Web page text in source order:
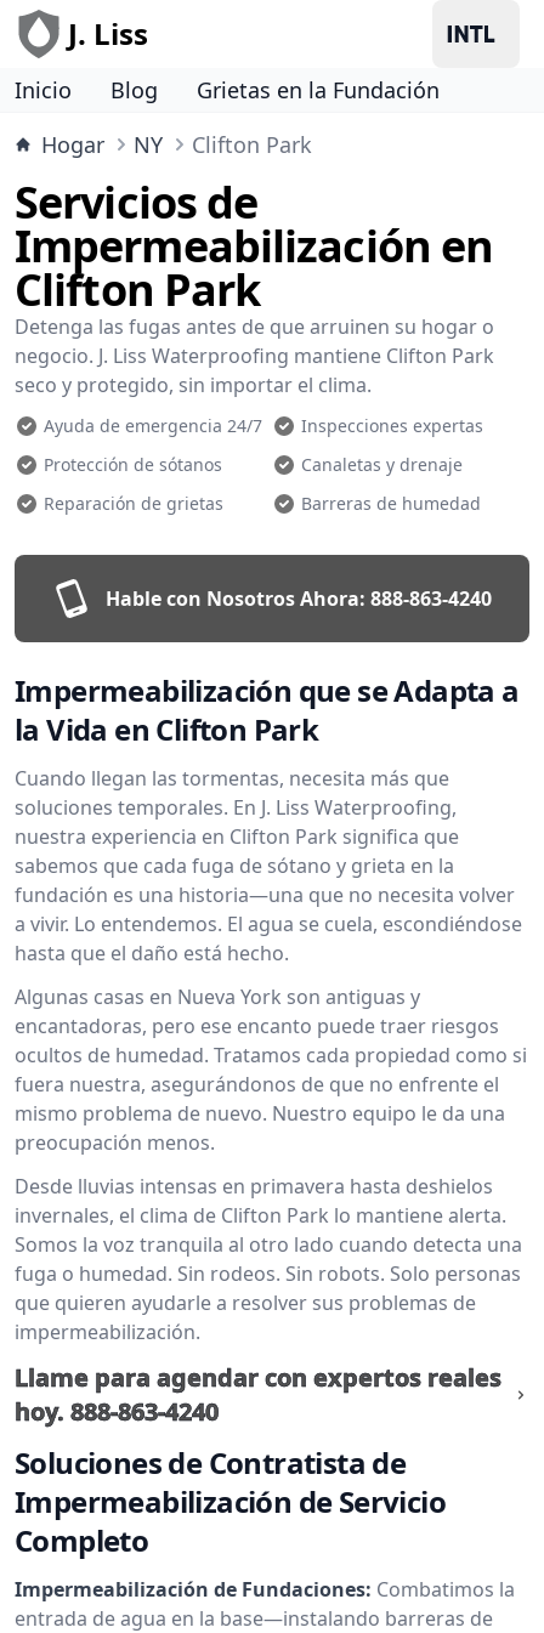
J. Liss
Inicio Blog
Grietas en la Fundación
Hogar
NY Clifton Park
Servicios de
Impermeabilización en
Clifton Park
Detenga las fugas antes de que arruinen su hogar o
negocio. J. Liss Waterproofing mantiene Clifton Park
seco y protegido, sin importar el clima.
Ayuda de emergencia 24/7
Inspecciones expertas
Protección de sótanos
Canaletas y drenaje
Reparación de grietas
Barreras de humedad
Hable con Nosotros Ahora: 888-863-4240
Impermeabilización que se Adapta a
la Vida en Clifton Park
Cuando llegan las tormentas, necesita más que
soluciones temporales. En J. Liss Waterproofing,
nuestra experiencia en Clifton Park significa que
sabemos que cada fuga de sótano y grieta en la
fundación es una historia—una que no necesita volver
a vivir. Lo entendemos. El agua se cuela, escondiéndose
hasta que el daño está hecho.
Algunas casas en Nueva York son antiguas y
encantadoras, pero ese encanto puede traer riesgos
ocultos de humedad. Tratamos cada propiedad como si
fuera nuestra, asegurándonos de que no enfrente el
mismo problema de nuevo. Nuestro equipo le da una
preocupación menos.
Desde lluvias intensas en primavera hasta deshielos
invernales, el clima de Clifton Park lo mantiene alerta.
Somos la voz tranquila al otro lado cuando detecta una
fuga o humedad. Sin rodeos. Sin robots. Solo personas
que quieren ayudarle a resolver sus problemas de
impermeabilización.
Llame para agendar con expertos reales
hoy. 888-863-4240
Soluciones de Contratista de
Impermeabilización de Servicio
Completo
Impermeabilización de Fundaciones: Combatimos la
entrada de agua en la base—instalando barreras de